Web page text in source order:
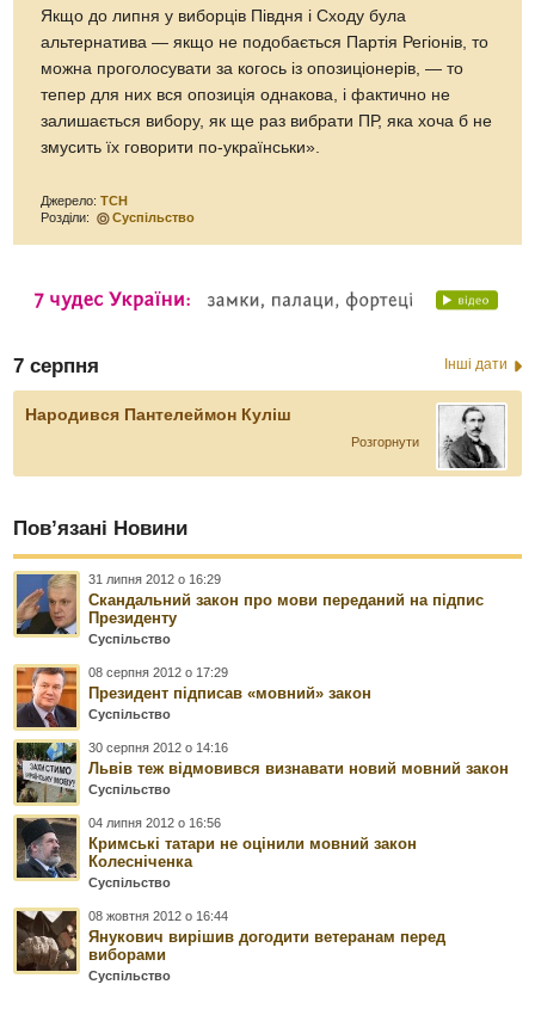
Якщо до липня у виборців Півдня і Сходу була
альтернатива — якщо не подобається Партія Регіонів, то
можна проголосувати за когось із опозиціонерів, — то
тепер для них вся опозиція однакова, і фактично не
залишається вибору, як ще раз вибрати ПР, яка хоча б не
змусить їх говорити по-українськи».
Джерело:ТСН
Розділи:
Суспільство
7 серпня Інші дати
Народився Пантелеймон Куліш
Розгорнути
Пов’язані Новини
31 липня 2012 о 16:29
Скандальний закон про мови переданий на підпис
Президенту
Суспільство
08 серпня 2012 о 17:29
Президент підписав «мовний» закон
Суспільство
30 серпня 2012 о 14:16
Львів теж відмовився визнавати новий мовний закон
Суспільство
04 липня 2012 о 16:56
Кримські татари не оцінили мовний закон
Колесніченка
Суспільство
08 жовтня 2012 о 16:44
Янукович вирішив догодити ветеранам перед
виборами
Суспільство